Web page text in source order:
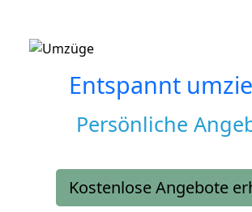
Entspannt
Persönliche
Kostenlose Angebote